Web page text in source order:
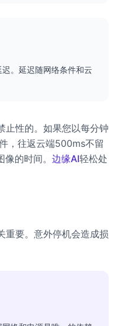
。延迟随网络条件和云
止性的。如果您以每分钟
，往返云端500ms不留
的时间。 边缘AI轻松处
重要。意外停机会造成损